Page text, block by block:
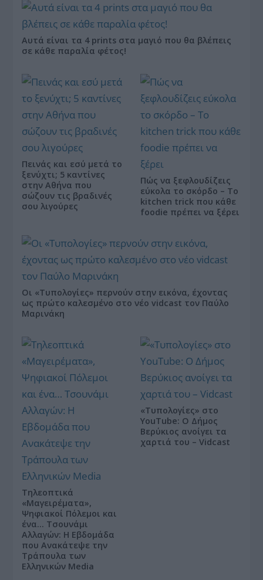
Αυτά είναι τα 4 prints στα μαγιό που θα βλέπεις
σε κάθε παραλία φέτος!
Πεινάς και εσύ μετά το
ξενύχτι; 5 καντίνες
στην Αθήνα που
σώζουν τις βραδινές
σου λιγούρες
Πώς να ξεφλουδίζεις
εύκολα το σκόρδο – Το
kitchen trick που κάθε
foodie πρέπει να ξέρει
Οι «Τυπολογίες» περνούν στην εικόνα, έχοντας
ως πρώτο καλεσμένο στο νέο vidcast τον Παύλο
Μαρινάκη
Τηλεοπτικά
«Μαγειρέματα»,
Ψηφιακοί Πόλεμοι και
ένα… Τσουνάμι
Αλλαγών: Η Εβδομάδα
που Ανακάτεψε την
Τράπουλα των
Ελληνικών Media
«Τυπολογίες» στο
YouTube: Ο Δήμος
Βερύκιος ανοίγει τα
χαρτιά του – Vidcast